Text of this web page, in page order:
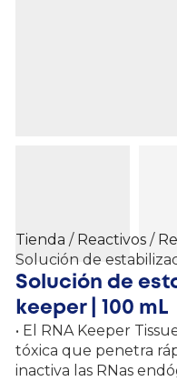
Tienda / Reactivos /
Solución de
Solución de
keeper | 100 mL
• El RNA Keeper
tóxica que penetra
inactiva las RNas